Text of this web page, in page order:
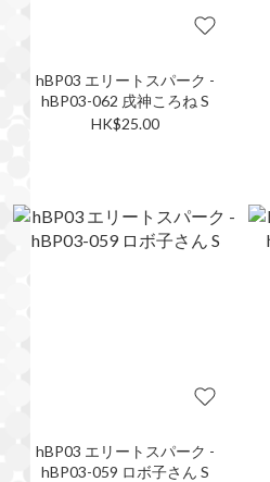
hBP03 エリートスパーク -
hBP03-062 戌神ころね S
HK$25.00
hBP03 エリートスパーク -
hBP03-059 ロボ子さん S